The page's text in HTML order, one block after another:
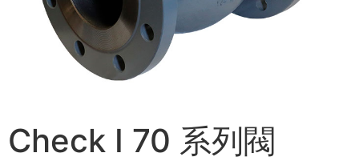
Check I 70 系列閥